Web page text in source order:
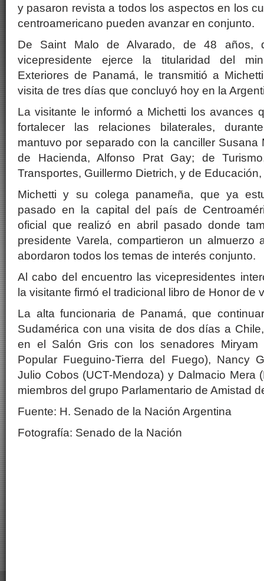
y pasaron revista a todos los aspectos en los
centroamericano pueden avanzar en conjunto.
De Saint Malo de Alvarado, de 48 años,
vicepresidente ejerce la titularidad del
Exteriores de Panamá, le transmitió a
visita de tres días que concluyó hoy en la
La visitante le informó a Michetti los avances
fortalecer las relaciones bilaterales,
mantuvo por separado con la canciller Susana
de Hacienda, Alfonso Prat Gay; de
Transportes, Guillermo Dietrich, y de
Michetti y su colega panameña, que ya
pasado en la capital del país de
oficial que realizó en abril pasado donde
presidente Varela, compartieron un
abordaron todos los temas de interés conjunto.
Al cabo del encuentro las vicepresidentes
la visitante firmó el tradicional libro de Honor de
La alta funcionaria de Panamá, que
Sudamérica con una visita de dos días a
en el Salón Gris con los senadores Miryam
Popular Fueguino-Tierra del Fuego), Nancy
Julio Cobos (UCT-Mendoza) y Dalmacio Mera
miembros del grupo Parlamentario de Amistad
Fuente: H. Senado de la Nación Argentina
Fotografía: Senado de la Nación